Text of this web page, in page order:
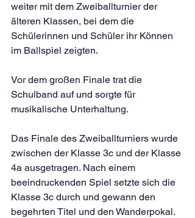
weiter mit dem Zweiballturnier der
älteren Klassen, bei dem die
Schülerinnen und Schüler ihr Können
im Ballspiel zeigten.
Vor dem großen Finale trat die
Schulband auf und sorgte für
musikalische Unterhaltung.
Das Finale des Zweiballturniers wurde
zwischen der Klasse 3c und der Klasse
4a ausgetragen. Nach einem
beeindruckenden Spiel setzte sich die
Klasse 3c durch und gewann den
begehrten Titel und den Wanderpokal.